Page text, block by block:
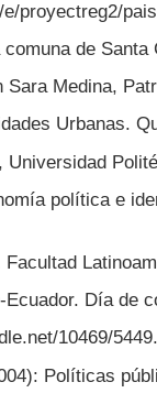
proyectreg2/
de
Sara Medina,
Urbanas.
Universidad
política e
Día de
10469/5449.
Políticas